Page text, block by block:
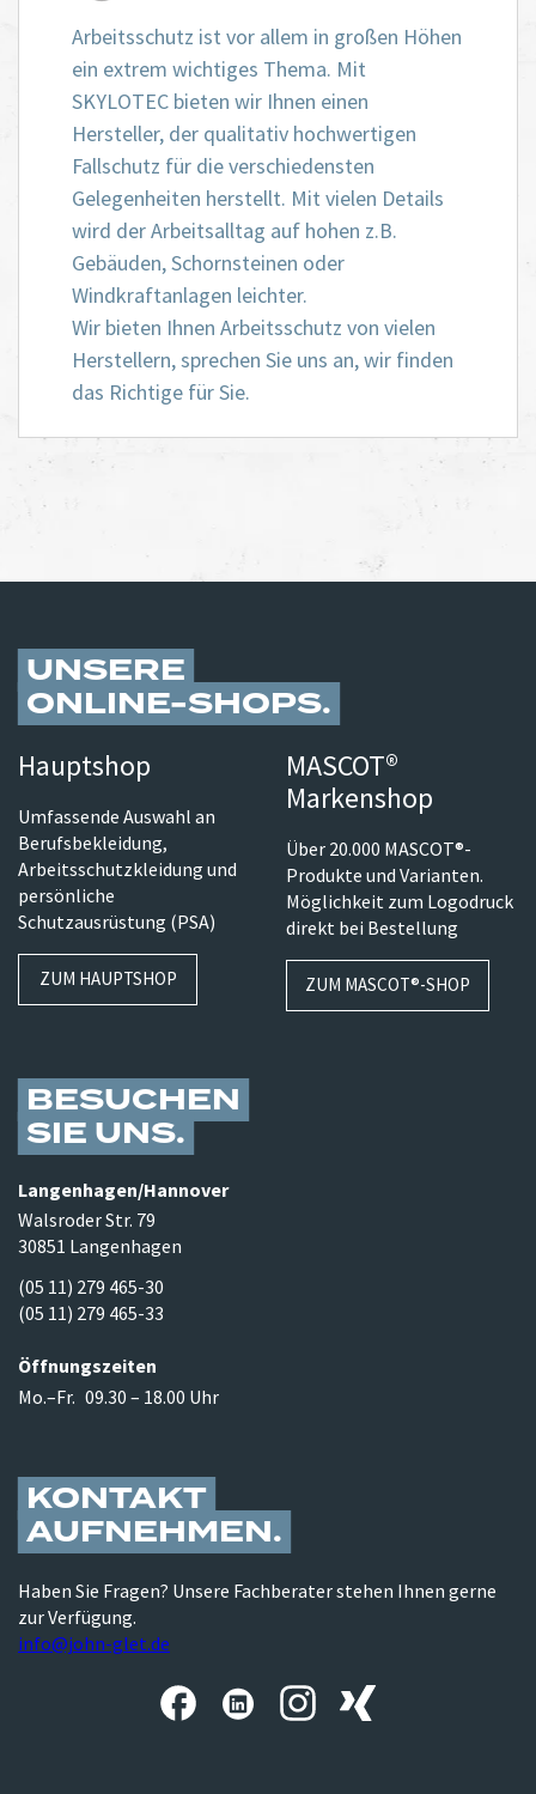
Arbeitsschutz ist vor allem in großen Höhen
ein extrem wichtiges Thema. Mit
SKYLOTEC bieten wir Ihnen einen
Hersteller, der qualitativ hochwertigen
Fallschutz für die verschiedensten
Gelegenheiten herstellt. Mit vielen Details
wird der Arbeitsalltag auf hohen z.B.
Gebäuden, Schornsteinen oder
Windkraftanlagen leichter.
Wir bieten Ihnen Arbeitsschutz von vielen
Herstellern, sprechen Sie uns an, wir finden
das Richtige für Sie.
UNSERE
ONLINE-SHOPS
Hauptshop
Umfassende Auswahl an
Berufsbekleidung,
Arbeitsschutzkleidung und
persönliche
Schutzausrüstung (PSA)
ZUM HAUPTSHOP
MASCOT®
Markenshop
Über 20.000 MASCOT®-
Produkte und Varianten.
Möglichkeit zum Logodruck
direkt bei Bestellung
ZUM MASCOT®-SHOP
BESUCHEN
SIE UNS
Langenhagen/​Hannover
Walsroder Str. 79
30851 Langenhagen
(05 11) 279 465-30
(05 11) 279 465-33
Öffnungszeiten
Mo.–Fr. 09.30 – 18.00 Uhr
KONTAKT
AUFNEHMEN
Haben Sie Fragen? Unsere Fachberater stehen Ihnen gerne
zur Verfügung.
info@john-glet.de